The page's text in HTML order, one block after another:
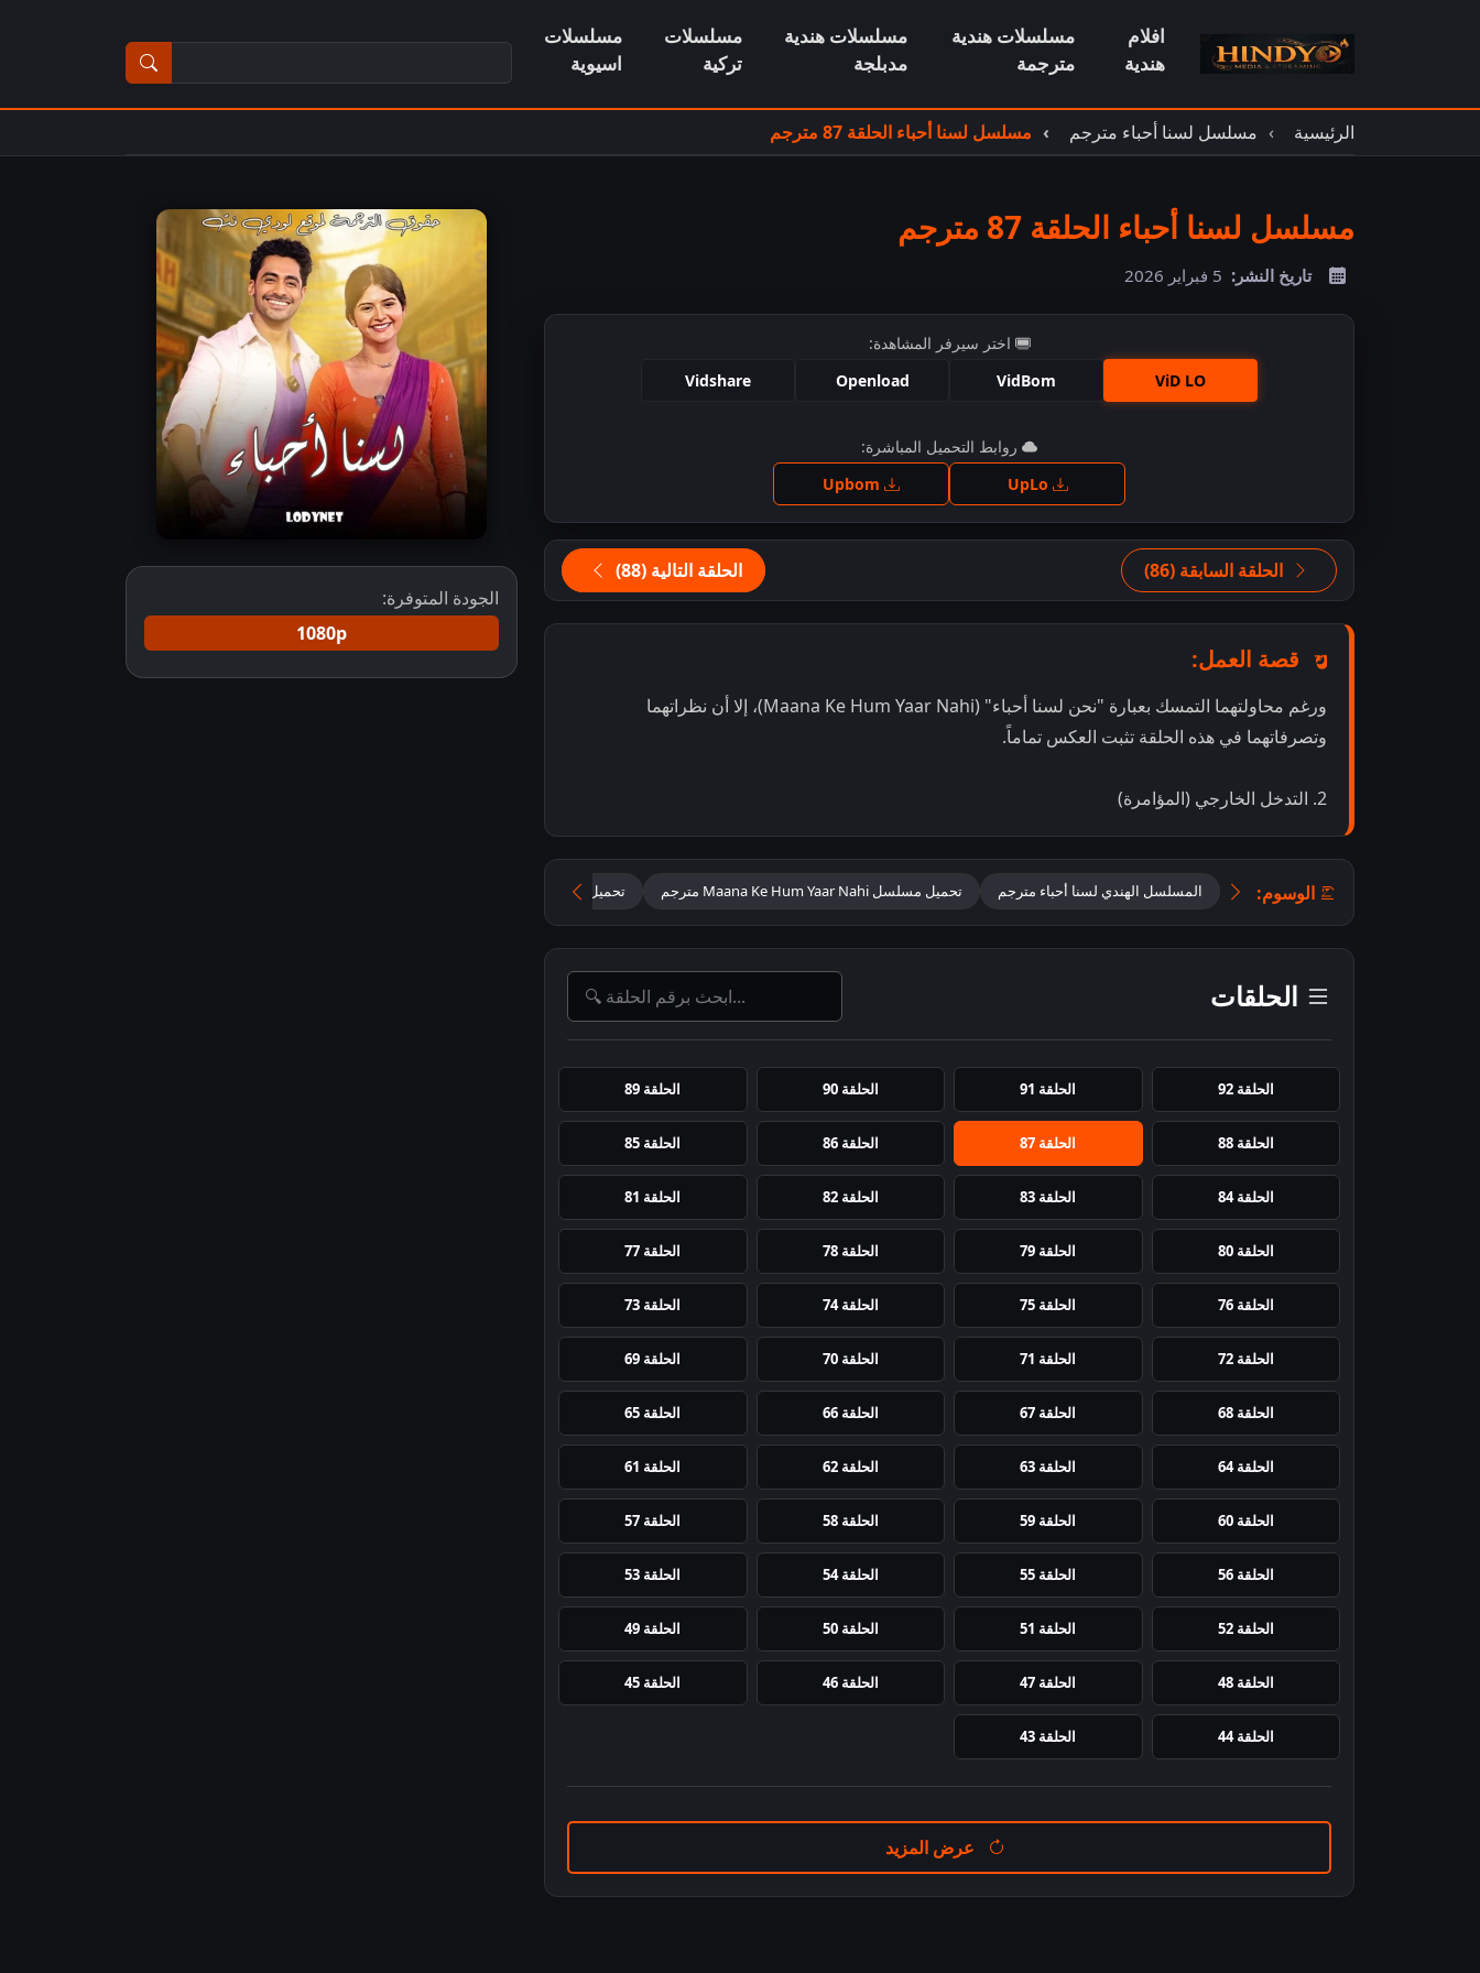
افلام
هندية
مسلسلات هندية
مترجمة
مسلسلات هندية
مدبلجة
مسلسلات
تركية
مسلسلات
اسيوية
الرئيسية مسلسل لسنا أحباء مترجم مسلسل لسنا أحباء الحلقة 87 مترجم
مسلسل لسنا أحباء الحلقة 87 مترجم
تاريخ النشر: 5 فبراير 2026
اختر سيرفر المشاهدة:
ViD LO
VidBom
Openload
Vidshare
اضغط للمشاهدة
روابط التحميل المباشرة:
الحلقة السابقة (86) الحلقة التالية (88)
قصة العمل:
ورغم محاولتهما التمسك بعبارة "نحن لسنا أحباء" (Maana Ke Hum Yaar Nahi)، إلا أن نظراتهما
وتصرفاتهما في هذه الحلقة تثبت العكس تماماً.
2. التدخل الخارجي (المؤامرة)
الوسوم: المسلسل الهندي لسنا أحباء مترجم تحميل مسلسل Maana Ke Hum Yaar Nahi مترجم تحميل مسلسل لسنا أحباء مترجم
الحلقات
الحلقة 92 الحلقة 91 الحلقة 90 الحلقة 89
الحلقة 88 الحلقة 87 الحلقة 86 الحلقة 85
الحلقة 84 الحلقة 83 الحلقة 82 الحلقة 81
الحلقة 80 الحلقة 79 الحلقة 78 الحلقة 77
الحلقة 76 الحلقة 75 الحلقة 74 الحلقة 73
الحلقة 72 الحلقة 71 الحلقة 70 الحلقة 69
الحلقة 68 الحلقة 67 الحلقة 66 الحلقة 65
الحلقة 64 الحلقة 63 الحلقة 62 الحلقة 61
الحلقة 60 الحلقة 59 الحلقة 58 الحلقة 57
الحلقة 56 الحلقة 55 الحلقة 54 الحلقة 53
الحلقة 52 الحلقة 51 الحلقة 50 الحلقة 49
الحلقة 48 الحلقة 47 الحلقة 46 الحلقة 45
الحلقة 44 الحلقة 43
عرض المزيد
الجودة المتوفرة:
1080p